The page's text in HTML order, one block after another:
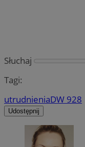
Słuchaj
Tagi:
utrudnieniaDW 928
Udostępnij